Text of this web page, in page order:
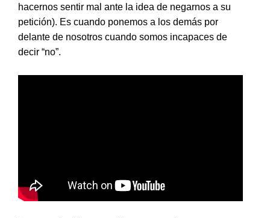
hacernos sentir mal ante la idea de negarnos a su
petición). Es cuando ponemos a los demás por
delante de nosotros cuando somos incapaces de
decir “no”.